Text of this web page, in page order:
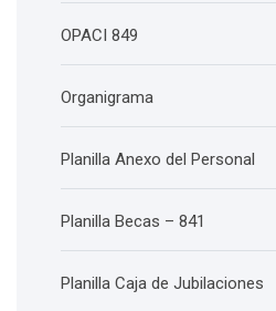
OPACI 849
Organigrama
Planilla Anexo del Personal
Planilla Becas – 841
Planilla Caja de Jubilaciones